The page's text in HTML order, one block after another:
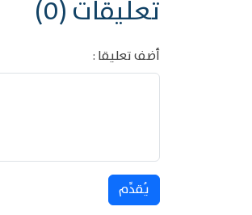
تعليقات (0)
أضف تعليقا :
يُقدِّم